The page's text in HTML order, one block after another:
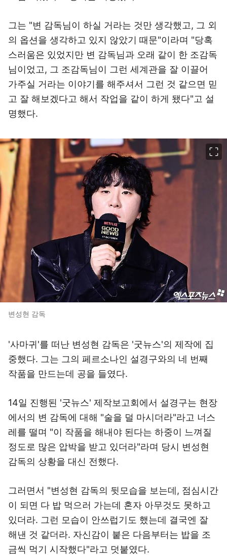
그는 "변 감독님이 하실 거라는 것만 생각했고, 그 외
의 옵션을 생각하고 있지 않았기 때문"이라며 "당혹
스러움은 있었지만 변 감독님과 오래 같이 한 조감독
님이었고, 그 조감독님이 그런 세계관을 잘 이끌어
가주실 거라는 이야기를 해주셔서 그런 것 같으면 믿
고 잘 해보겠다고 해서 작업을 같이 하게 됐다"고 설
명했다.
변성현 감독
'사마귀'를 떠난 변성현 감독은 '굿뉴스'의 제작에 집
중했다. 그는 그의 페르소나인 설경구와의 네 번째
작품을 만드는데 공을 들였다.
14일 진행된 '굿뉴스' 제작보고회에서 설경구는 현장
에서의 변 감독에 대해 "술을 덜 마시더라"라고 너스
레를 떨며 "이 작품을 해내야 된다는 하중이 느껴질
정도로 많은 압박을 받고 있더라"라며 당시 변성현
감독의 상황을 대신 전했다.
그러면서 "변성현 감독의 뒷모습을 보는데, 점심시간
이 되면 다 밥 먹으러 가는데 혼자 아무것도 못하고
있더라. 그런 모습이 안쓰럽기도 했는데 결국엔 잘
해낸 것 같더라. 자신감이 붙은 다음부터는 밥을 조
금씩 먹기 시작했다"라고 덧붙였다.